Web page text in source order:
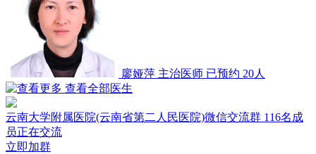
廖娅萍 主治医师 已预约 20人
查看全部医生
云南大学附属医院(云南省第二人民医院)微信交流群 116名成
员正在交流
立即加群